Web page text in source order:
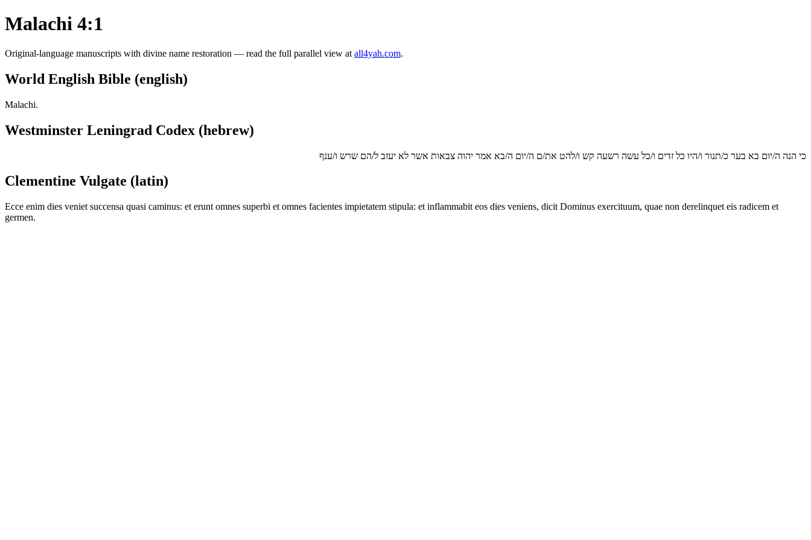
Malachi 4:1
Original-language manuscripts with divine name restoration — read the full parallel view at all4yah.com.
World English Bible (english)
Malachi.
Westminster Leningrad Codex (hebrew)
כי הנה ה/יום בא בער כ/תנור ו/היו כל זדים ו/כל עשה רשעה קש ו/להט את/ם ה/יום ה/בא אמר יהוה צבאות אשר לא יעזב ל/הם שרש ו/ענף
Clementine Vulgate (latin)
Ecce enim dies veniet succensa quasi caminus: et erunt omnes superbi et omnes facientes impietatem stipula: et inflammabit eos dies veniens, dicit Dominus exercituum, quae non derelinquet eis radicem et
germen.